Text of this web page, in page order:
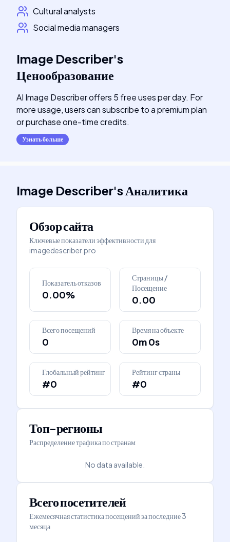
Cultural analysts
Social media managers
Image Describer's
Ценообразование
AI Image Describer offers 5 free uses per day. For
more usage, users can subscribe to a premium plan
or purchase one-time credits.
Узнать больше
Image Describer'sАналитика
Обзор сайта
Ключевые показатели эффективности для
imagedescriber.pro
Показатель отказов
0.00%
Страницы /
Посещение
0.00
Всего посещений
0
Время на объекте
0m 0s
Глобальный рейтинг
#0
Рейтинг страны
#0
Топ-регионы
Распределение трафика по странам
No data available.
Всего посетителей
Ежемесячная статистика посещений за последние 3
месяца